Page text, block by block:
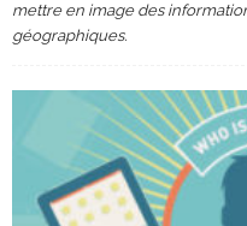
mettre en image des
géographiques.